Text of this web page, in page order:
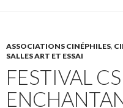
ASSOCIATIONS CINÉPHILES,
SALLES ART ET ESSAI
FESTIVAL